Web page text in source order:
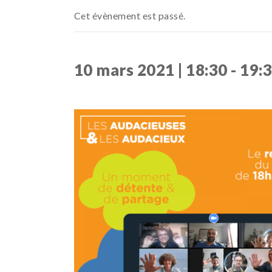
Cet évènement est passé.
10 mars 2021 | 18:30 -